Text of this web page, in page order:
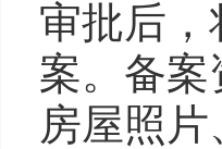
审批后
案。备
房屋照